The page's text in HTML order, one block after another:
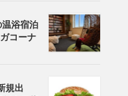
浴宿泊
コーナ
規出